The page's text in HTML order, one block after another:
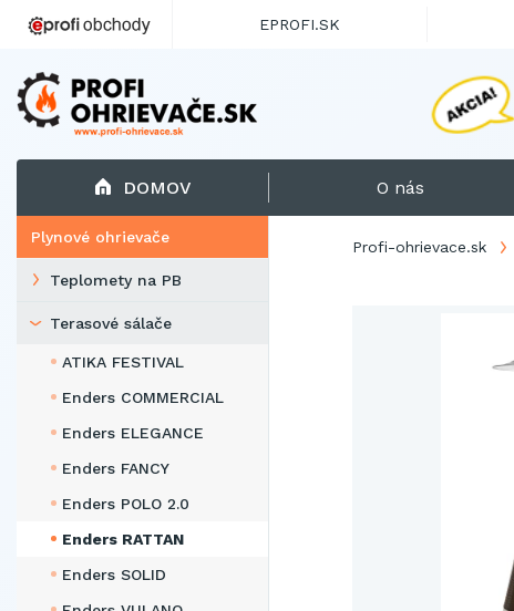
DOMOV O nás
Plynové ohrievače
Teplomety na PB
Terasové sálače
ATIKA FESTIVAL
Enders COMMERCIAL
Enders ELEGANCE
Enders FANCY
Enders POLO 2.0
Enders RATTAN
Enders SOLID
Profi-ohrievace.sk
EPROFI.SK